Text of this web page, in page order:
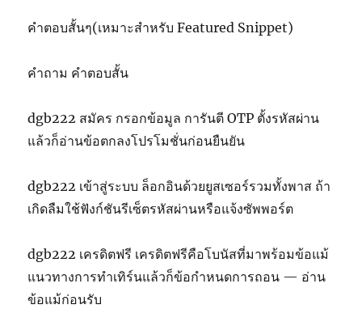
คำตอบสั้นๆ(เหมาะสำหรับ Featured Snippet)
คำถาม คำตอบสั้น
dgb222 สมัคร กรอกข้อมูล การันตี OTP ตั้งรหัสผ่าน
แล้วก็อ่านข้อตกลงโปรโมชั่นก่อนยืนยัน
dgb222 เข้าสู่ระบบ ล็อกอินด้วยยูสเซอร์รวมทั้งพาส ถ้า
เกิดลืมใช้ฟังก์ชันรีเซ็ตรหัสผ่านหรือแจ้งซัพพอร์ต
dgb222 เครดิตฟรี เครดิตฟรีคือโบนัสที่มาพร้อมข้อแม้
แนวทางการทำเทิร์นแล้วก็ข้อกำหนดการถอน — อ่าน
ข้อแม้ก่อนรับ